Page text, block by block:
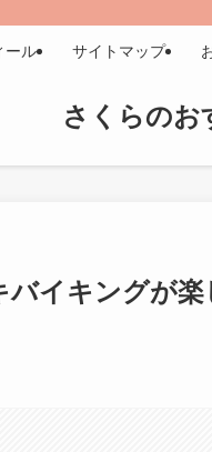
さくらのお
ール サイトマップ
イキングが楽